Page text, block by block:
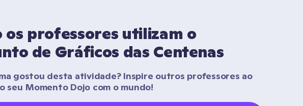
os professores utilizam o
de Gráficos das Centenas
gostou desta atividade? Inspire outros professores ao
seu Momento Dojo com o mundo!